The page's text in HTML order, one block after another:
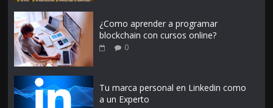
¿Como aprender a programar
blockchain con cursos online?
0
Tu marca personal en Linkedin como
a un Experto